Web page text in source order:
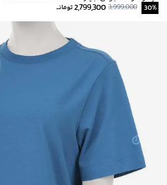
30%
3,999,000
2,799,300تومانــ